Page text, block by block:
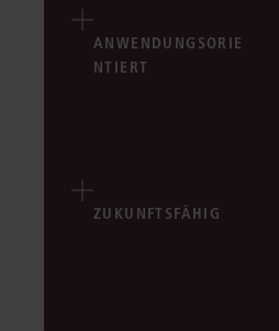
ANWENDUNGSORIE
NTIERT
ZUKUNFTSFÄHIG